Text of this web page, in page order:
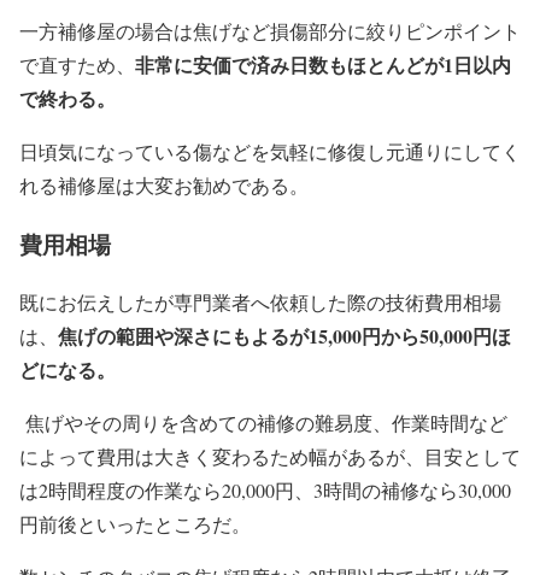
一方補修屋の場合は焦げなど損傷部分に絞りピンポイント
で直すため、 非常に安価で済み日数もほとんどが1日以内
で終わる。
日頃気になっている傷などを気軽に修復し元通りにしてく
れる補修屋は大変お勧めである。
費用相場
既にお伝えしたが専門業者へ依頼した際の技術費用相場
は、 焦げの範囲や深さにもよるが15,000円から50,000円ほ
どになる。
焦げやその周りを含めての補修の難易度、作業時間など
によって費用は大きく変わるため幅があるが、目安として
は2時間程度の作業なら20,000円、3時間の補修なら30,000
円前後といったところだ。